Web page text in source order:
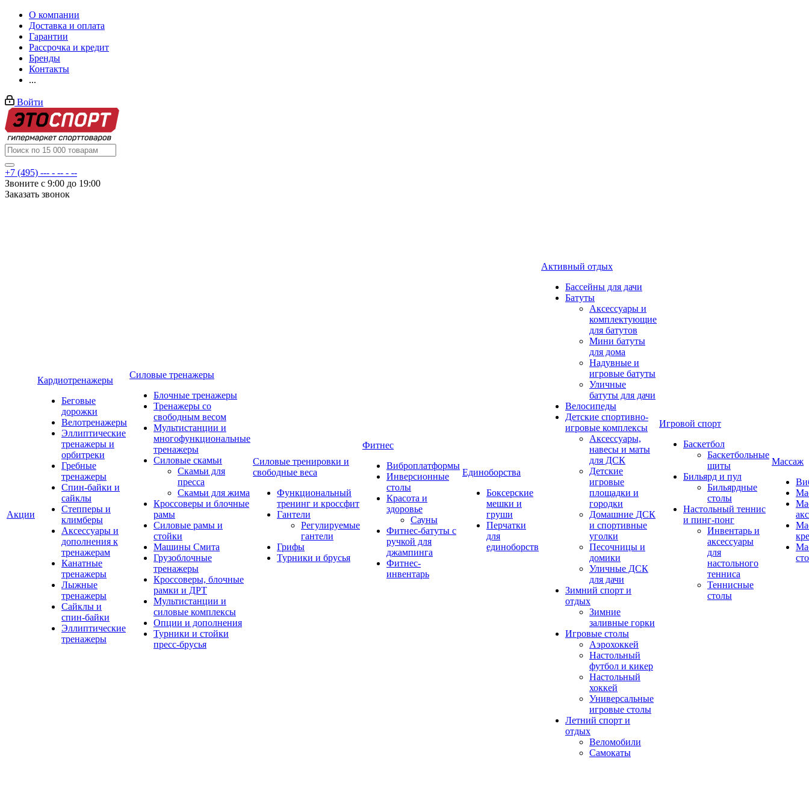
О компании
Доставка и оплата
Гарантии
Рассрочка и кредит
Бренды
Контакты
...
Войти
+7 (495) --- - -- - --
Звоните с 9:00 до 19:00
Заказать звонок
Акции
Кардиотренажеры
Беговые
дорожки
Велотренажеры
Эллиптические
тренажеры и
орбитреки
Гребные
тренажеры
Спин-байки и
сайклы
Степперы и
климберы
Аксессуары и
дополнения к
тренажерам
Канатные
тренажеры
Лыжные
тренажеры
Сайклы и
спин-байки
Эллиптические
тренажеры
Силовые тренажеры
Блочные тренажеры
Тренажеры со
свободным весом
Мультистанции и
многофункциональные
тренажеры
Силовые скамьи
Скамьи для
пресса
Скамьи для жима
Кроссоверы и блочные
рамы
Силовые рамы и
стойки
Машины Смита
Грузоблочные
тренажеры
Кроссоверы, блочные
рамки и ДРТ
Мультистанции и
силовые комплексы
Опции и дополнения
Турники и стойки
пресс-брусья
Силовые тренировки и
свободные веса
Функциональный
тренинг и кроссфит
Гантели
Регулируемые
гантели
Грифы
Турники и брусья
Фитнес
Виброплатформы
Инверсионные
столы
Красота и
здоровье
Сауны
Фитнес-батуты с
ручкой для
джампинга
Фитнес-
инвентарь
Единоборства
Боксерские
мешки и
груши
Перчатки
для
единоборств
Активный отдых
Бассейны для дачи
Батуты
Аксессуары и
комплектующие
для батутов
Мини батуты
для дома
Надувные и
игровые батуты
Уличные
батуты для дачи
Велосипеды
Детские спортивно-
игровые комплексы
Аксессуары,
навесы и маты
для ДСК
Детские
игровые
площадки и
городки
Домашние ДСК
и спортивные
уголки
Песочницы и
домики
Уличные ДСК
для дачи
Зимний спорт и
отдых
Зимние
заливные горки
Игровые столы
Аэрохоккей
Настольный
футбол и кикер
Настольный
хоккей
Универсальные
игровые столы
Летний спорт и
отдых
Веломобили
Самокаты
Игровой спорт
Баскетбол
Баскетбольные
щиты
Бильярд и пул
Бильярдные
столы
Настольный теннис
и пинг-понг
Инвентарь и
аксессуары
для
настольного
тенниса
Теннисные
столы
Массаж